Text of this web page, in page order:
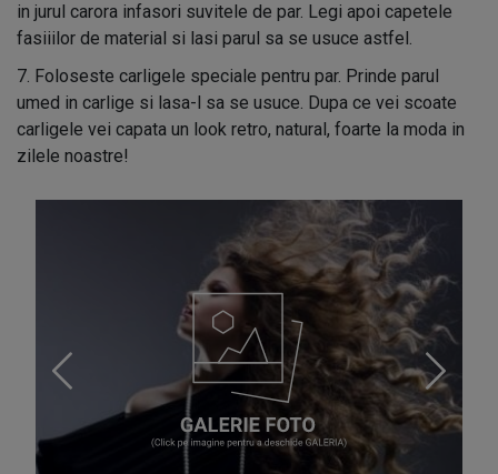
in jurul carora infasori suvitele de par. Legi apoi capetele
fasiiilor de material si lasi parul sa se usuce astfel.
7. Foloseste carligele speciale pentru par. Prinde parul
umed in carlige si lasa-l sa se usuce. Dupa ce vei scoate
carligele vei capata un look retro, natural, foarte la moda in
zilele noastre!